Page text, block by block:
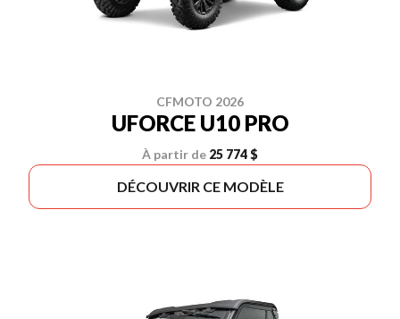
CFMOTO 2026
UFORCE U10 PRO
À partir de 25 774 $
DÉCOUVRIR CE MODÈLE